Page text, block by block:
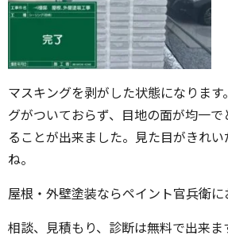
マスキングを剥がした状態になりま
グがついておらず、目地の面が均一
ることが出来ました。見た目がきれ
ね。
屋根・外壁塗装ならペイント官兵衛に
相談、見積もり、診断は無料で出来